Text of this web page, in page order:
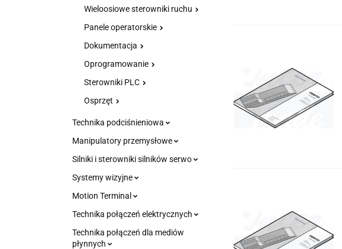
Wieloosiowe sterowniki ruchu
Panele operatorskie
Dokumentacja
Oprogramowanie
Sterowniki PLC
Osprzęt
Technika podciśnieniowa
Manipulatory przemysłowe
Silniki i sterowniki silników serwo
Systemy wizyjne
Motion Terminal
Technika połączeń elektrycznych
Technika połączeń dla mediów
płynnych